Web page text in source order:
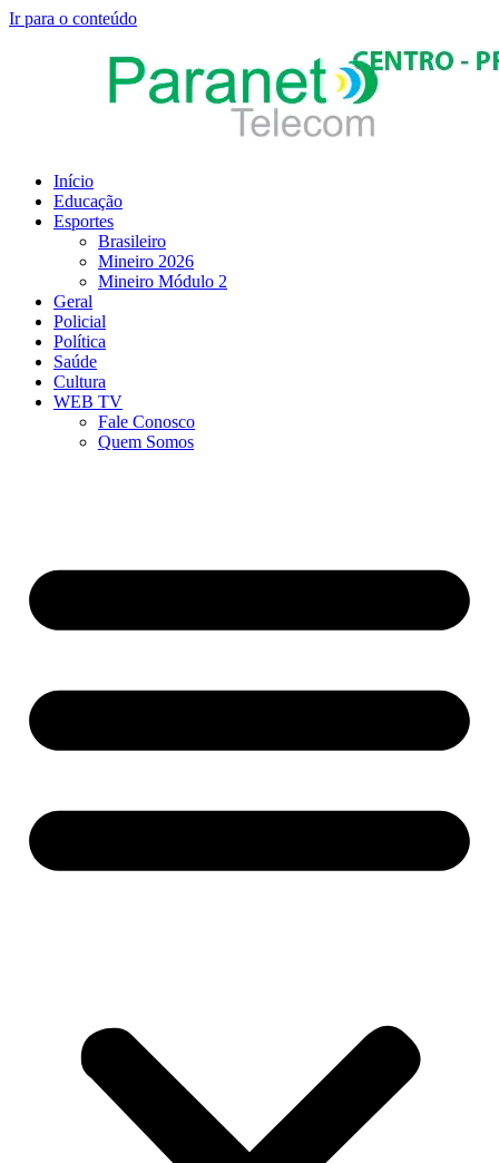
Ir para o conteúdo
Início
Educação
Esportes
Brasileiro
Mineiro 2026
Mineiro Módulo 2
Geral
Policial
Política
Saúde
Cultura
WEB TV
Fale Conosco
Quem Somos